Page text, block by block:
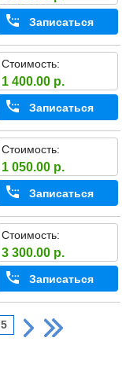
Записаться
Стоимость:
1 400.00 р.
Записаться
Стоимость:
1 050.00 р.
Записаться
Стоимость:
3 300.00 р.
Записаться
5